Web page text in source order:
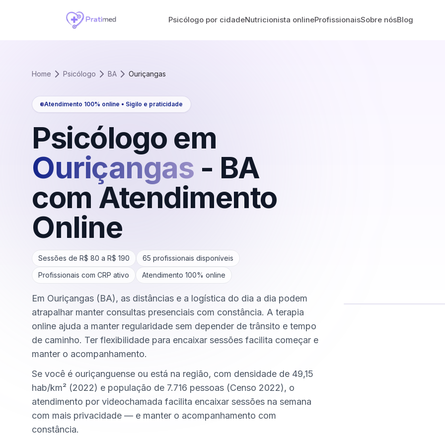
Psicólogo por cidadeNutricionista onlineProfissionaisSobre nósBlog
Home Psicólogo BA Ouriçangas
Atendimento 100% online • Sigilo e praticidade
Psicólogo em
Ouriçangas - BA
com Atendimento
Online
Sessões de R$ 80 a R$ 190 65 profissionais disponíveis
Profissionais com CRP ativo
Atendimento 100% online
Em Ouriçangas (BA), as distâncias e a logística do dia a dia podem
atrapalhar manter consultas presenciais com constância. A terapia
online ajuda a manter regularidade sem depender de trânsito e tempo
de caminho. Ter flexibilidade para encaixar sessões facilita começar e
manter o acompanhamento.
Se você é ouriçanguense ou está na região, com densidade de 49,15
hab/km² (2022) e população de 7.716 pessoas (Censo 2022), o
atendimento por videochamada facilita encaixar sessões na semana
com mais privacidade — e manter o acompanhamento com
constância.